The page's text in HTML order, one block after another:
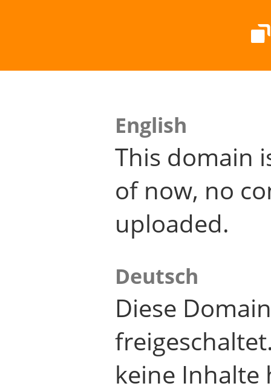
English
This domain
of now, no
uploaded.
Deutsch
Diese
keine Inhalte